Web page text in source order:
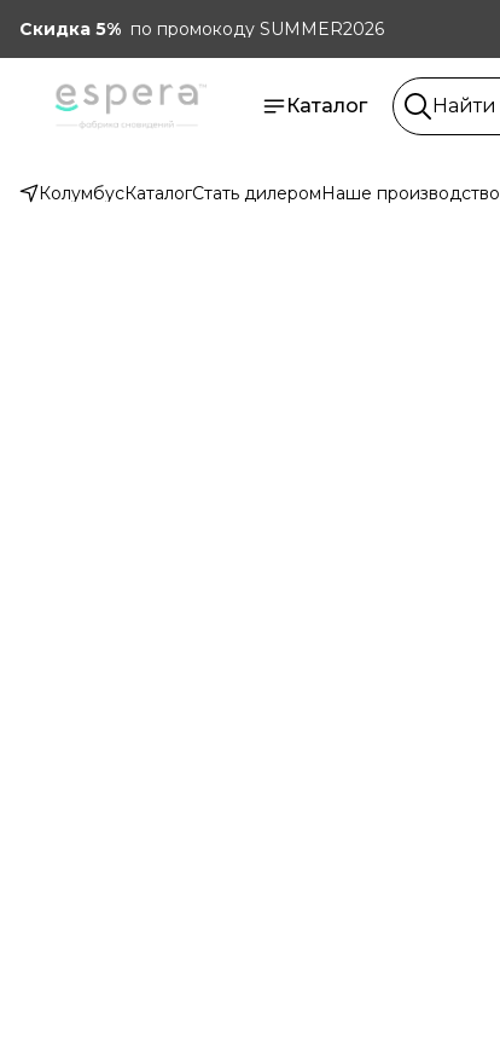
Скидка 5% по промокоду SUMMER2026
Каталог
КолумбусКаталогСтать дилеромНаше производство